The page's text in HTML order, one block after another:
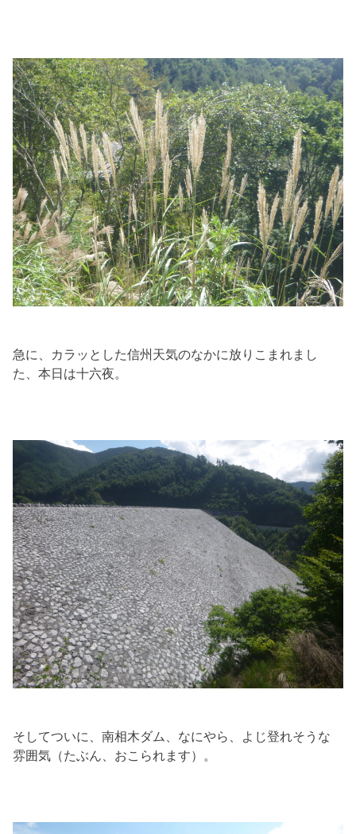
急に、カラッとした信州天気のなかに放りこまれまし
た、本日は十六夜。
そしてついに、南相木ダム、なにやら、よじ登れそうな
雰囲気（たぶん、おこられます）。